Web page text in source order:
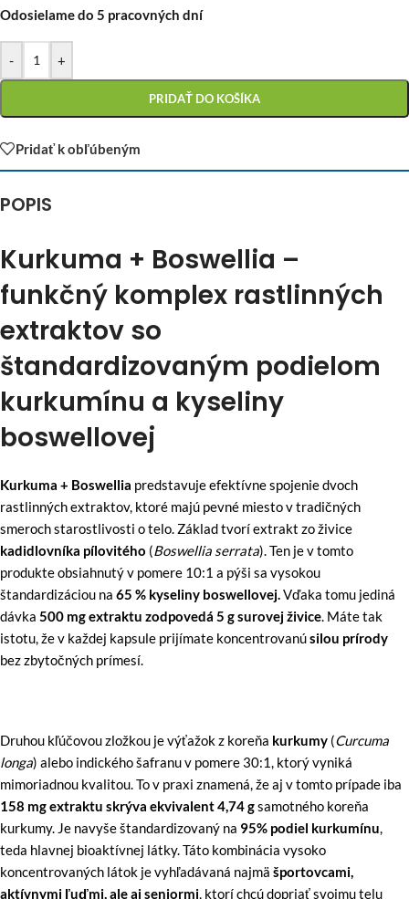
Odosielame do 5 pracovných dní
- +
PRIDAŤ DO KOŠÍKA
Pridať k obľúbeným
POPIS
Kurkuma + Boswellia –
funkčný komplex rastlinných
extraktov so
štandardizovaným podielom
kurkumínu a kyseliny
boswellovej
Kurkuma + Boswellia predstavuje efektívne spojenie dvoch
rastlinných extraktov, ktoré majú pevné miesto v tradičných
smeroch starostlivosti o telo. Základ tvorí extrakt zo živice
kadidlovníka pílovitého (Boswellia serrata). Ten je v tomto
produkte obsiahnutý v pomere 10:1 a pýši sa vysokou
štandardizáciou na 65 % kyseliny boswellovej.Vďaka tomu jediná
dávka 500 mg extraktu zodpovedá 5 g surovej živice. Máte tak
istotu, že v každej kapsule prijímate koncentrovanúsilou prírody
bez zbytočných prímesí.
Druhou kľúčovou zložkou je výťažok z koreňa kurkumy (Curcuma
longa) alebo indického šafranu v pomere 30:1, ktorý vyniká
mimoriadnou kvalitou. To v praxi znamená, že aj v tomto prípade iba
158 mg extraktu skrýva ekvivalent 4,74 gsamotného koreňa
kurkumy. Je navyše štandardizovaný na 95% podiel kurkumínu,
teda hlavnej bioaktívnej látky. Táto kombinácia vysoko
koncentrovaných látok je vyhľadávaná najmä športovcami,
aktívnymi ľuďmi, ale aj seniormi, ktorí chcú dopriať svojmu telu